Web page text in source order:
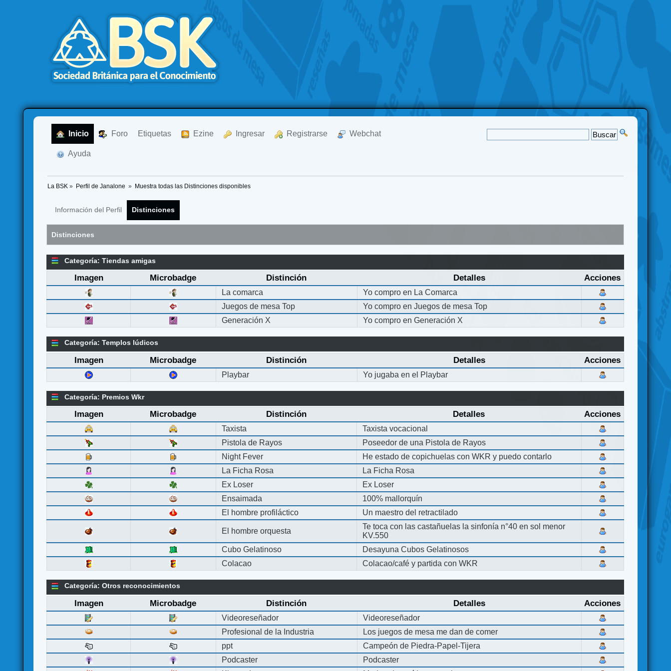
Inicio Foro Etiquetas Ezine Ingresar Registrarse Webchat
Ayuda
La BSK » Perfil de Janalone » Muestra todas las Distinciones disponibles
Información del Perfil Distinciones
Distinciones
Categoría: Tiendas amigas
Imagen Microbadge Distinción Detalles Acciones
La comarca
Yo compro en La Comarca
Juegos de mesa Top
Yo compro en Juegos de mesa Top
Generación X
Yo compro en Generación X
Categoría: Templos lúdicos
Imagen Microbadge Distinción Detalles Acciones
Playbar Yo jugaba en el Playbar
Categoría: Premios Wkr
Imagen Microbadge Distinción Detalles Acciones
Taxista
Taxista vocacional
Pistola de Rayos
Poseedor de una Pistola de Rayos
Night Fever
He estado de copichuelas con WKR y puedo contarlo
La Ficha Rosa
La Ficha Rosa
Ex Loser
Ex Loser
Ensaimada
100% mallorquín
El hombre profiláctico
Un maestro del retractilado
El hombre orquesta
Te toca con las castañuelas la sinfonía n°40 en sol menor
KV.550
Cubo Gelatinoso
Desayuna Cubos Gelatinosos
Colacao
Colacao/café y partida con WKR
Categoría: Otros reconocimientos
Imagen Microbadge Distinción Detalles Acciones
Videoreseñador
Videoreseñador
Profesional de la Industria
Los juegos de mesa me dan de comer
ppt
Campeón de Piedra-Papel-Tijera
Podcaster
Podcaster